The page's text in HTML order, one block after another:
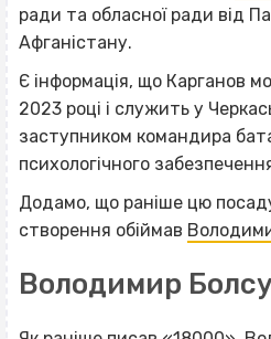
ради та обласної ради від
Афганістану.
Є інформація, що Карганов
2023 році і служить у
заступником командира
психологічного
Додамо, що раніше цю
створення обіймав
Володимир